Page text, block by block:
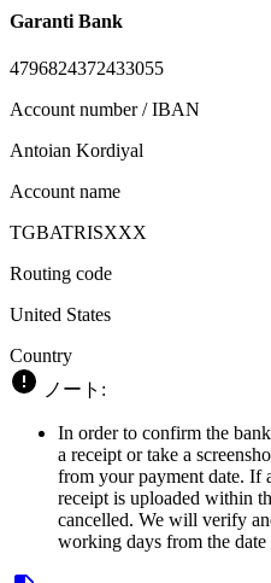
Garanti Bank
4796824372433055
Account number / IBAN
Antoian Kordiyal
Account name
TGBATRISXXX
Routing code
United States
Country
ノート:
In order to confirm the
a receipt or take a
from your payment date. If
receipt is uploaded within
cancelled. We will verify
working days from the